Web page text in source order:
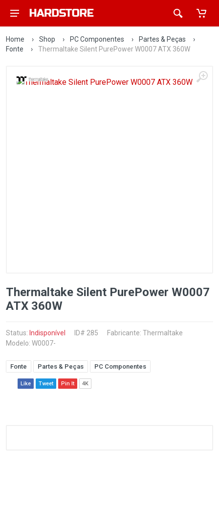
Home › Shop › PC Componentes › Partes & Peças
›
Fonte
› Thermaltake Silent PurePower W0007 ATX 360W
Thermaltake Silent PurePower W0007
ATX 360W
Status: Indisponível ID# 285 Fabricante: Thermaltake
Modelo: W0007-
Fonte Partes & Peças PC Componentes
Like Tweet Pin It 4K